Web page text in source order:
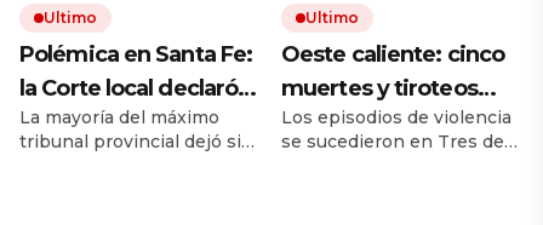
existen en mi
vocabulario»
Ultimo
Polémica en Santa Fe:
la Corte local declaró
inconstitucional el
tope a jubilaciones de
La mayoría del máximo
tribunal provincial dejó sin
Ultimo
Oeste caliente: cinco
muertes y tiroteos
entre bandas narcos
en las últimas
Los episodios de violencia
se sucedieron en Tres de